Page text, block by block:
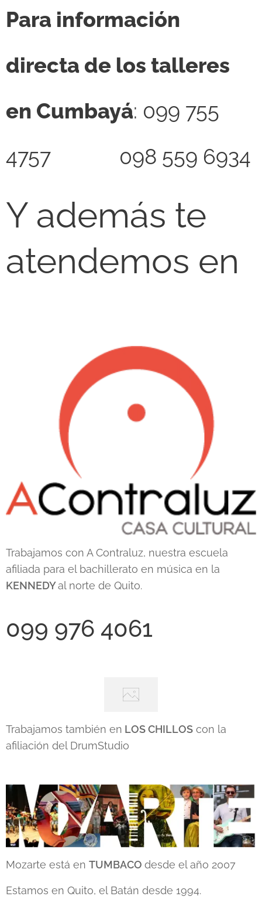
Para información
directa de los talleres
en Cumbayá: 099 755
4757 🎯 098 559 6934
Y además te
atendemos en
Trabajamos con A Contraluz, nuestra escuela
afiliada para el bachillerato en música en la
KENNEDYal norte de Quito.
099 976 4061
Trabajamos también en LOS CHILLOS con la
afiliación del DrumStudio
Mozarte está en TUMBACO desde el año 2007
Estamos en Quito, el Batán desde 1994.